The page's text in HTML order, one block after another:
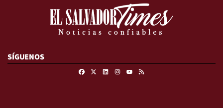
SÍGUENOS
FacebookLinkedinInstagramRSS